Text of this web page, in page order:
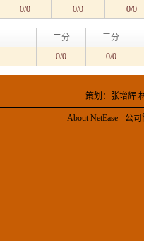
0/0 0/0 0/0
二分 三分
0/0 0/0
策划：张增辉
About NetEase - 公司